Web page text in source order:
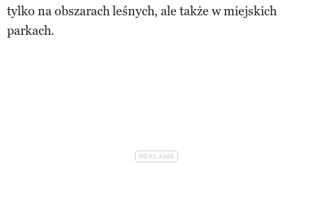
tylko na obszarach leśnych, ale także w miejskich
parkach.